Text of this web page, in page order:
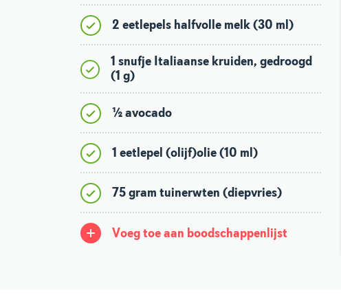
2 eetlepels halfvolle melk (30 ml)
1 snufje Italiaanse kruiden, gedroogd
(1 g)
½ avocado
1 eetlepel (olijf)olie (10 ml)
75 gram tuinerwten (diepvries)
Voeg toe aan boodschappenlijst